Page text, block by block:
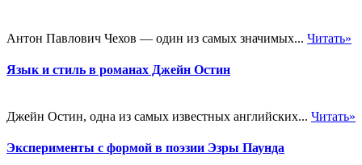
Антон Павлович Чехов — один из самых значимых... Читать»
Язык и стиль в романах Джейн Остин
Джейн Остин, одна из самых известных английских... Читать»
Эксперименты с формой в поэзии Эзры Паунда